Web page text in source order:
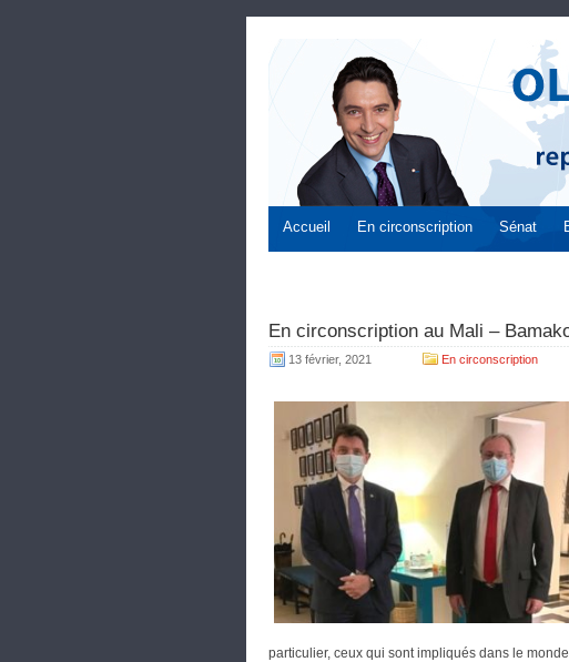
Accueil En circonscription Sénat
En circonscription au Mali –
13 février, 2021 En circonscription
particulier, ceux qui sont impliqués dans le